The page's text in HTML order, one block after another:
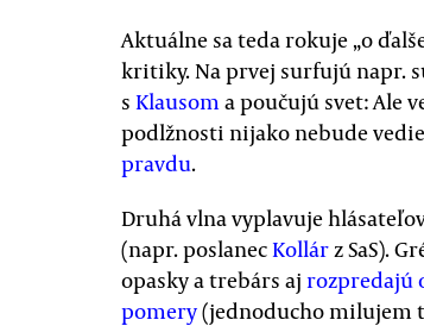
Aktuálne sa teda rokuje „o
kritiky. Na prvej surfujú napr.
s Klausoma poučujú svet: Ale
podlžnosti nijako nebude
pravdu.
Druhá vlna vyplavuje
(napr. poslanecKollárz SaS).
opasky a trebárs aj rozpredajú
pomery(jednoducho milujem